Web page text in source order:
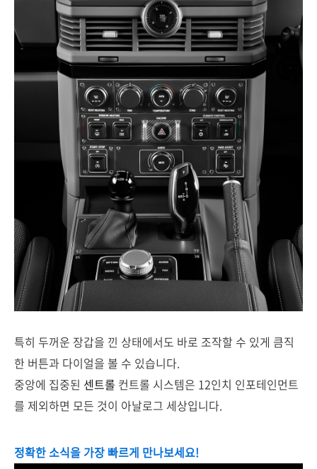
특히 두꺼운 장갑을 낀 상태에서도 바로 조작할 수 있게 큼직
한 버튼과 다이얼을 볼 수 있습니다.
중앙에 집중된 센트롤 컨트롤 시스템은 12인치 인포테인먼트
를 제외하면 모든 것이 아날로그 세상입니다.
정확한 소식을 가장 빠르게 만나보세요!